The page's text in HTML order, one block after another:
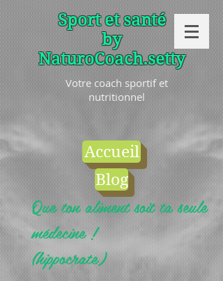
Sport et santé
by
NaturoCoach.setty
Votre coach sportif et
nutritionnel
Accueil
Blog
Que ton aliment soit ta seule
médecine !
(hippocrate)